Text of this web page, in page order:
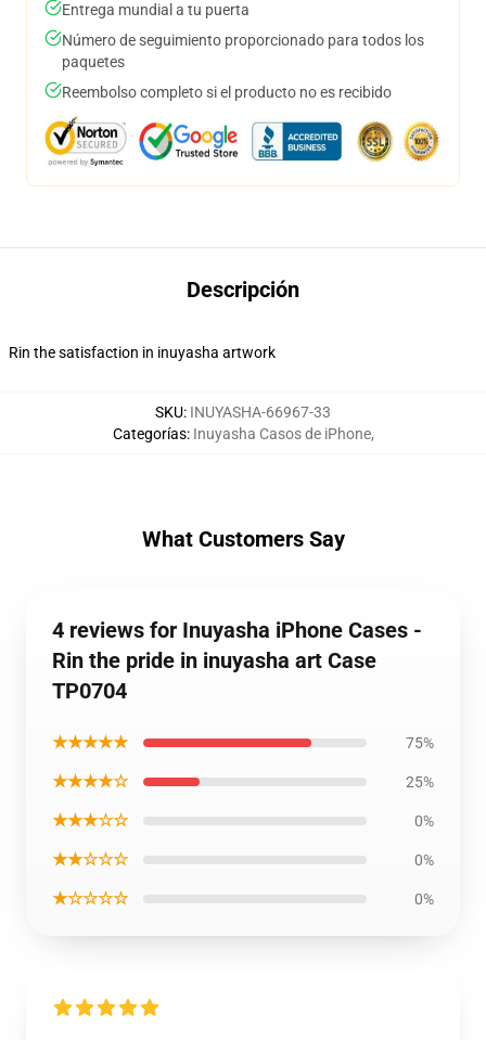
Entrega mundial a tu puerta
Número de seguimiento proporcionado para todos los
paquetes
Reembolso completo si el producto no es recibido
Descripción
Rin the satisfaction in inuyasha artwork
SKU: INUYASHA-66967-33
Categorías: Inuyasha Casos de iPhone,
What Customers Say
4 reviews for Inuyasha iPhone Cases -
Rin the pride in inuyasha art Case
TP0704
★★★★★ 75%
★★★★☆ 25%
★★★☆☆ 0%
★★☆☆☆ 0%
★☆☆☆☆ 0%